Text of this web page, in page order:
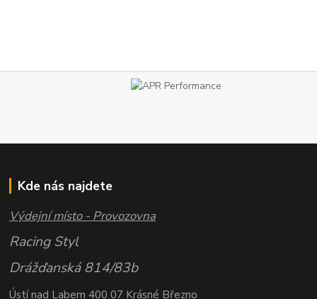
Kde nás najdete
Výdejní místo - Provozovna
Racing Styl
Drážďanská 814/83b
Ústí nad Labem 400 07 Krásné Březno